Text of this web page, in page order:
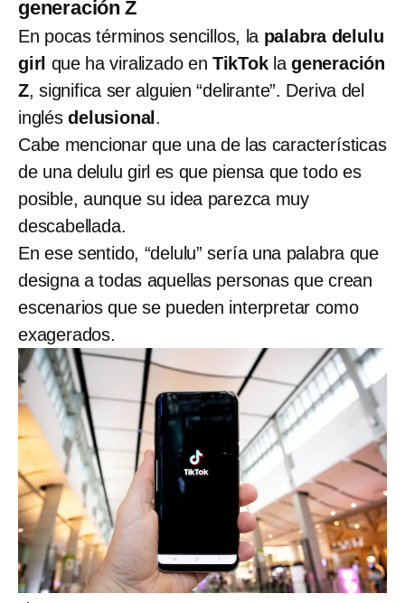
generación Z
En pocas términos sencillos, la palabra delulu
girl que ha viralizado en TikTok lageneración
Z, significa ser alguien “delirante”. Deriva del
inglésdelusional.
Cabe mencionar que una de las características
de una delulu girl es que piensa que todo es
posible, aunque su idea parezca muy
descabellada.
En ese sentido, “delulu” sería una palabra que
designa a todas aquellas personas que crean
escenarios que se pueden interpretar como
exagerados.